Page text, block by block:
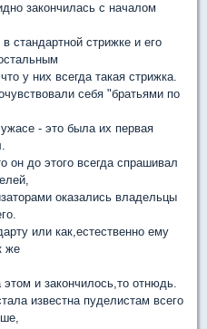
закончилась с началом
стандартной стрижке и его
у них всегда такая стрижка.
себя "братьями по
- это была их первая
он до этого всегда спрашивал
оказались владельцы
или как,естественно ему
же
и закончилось,то отнюдь.
известна пуделистам всего